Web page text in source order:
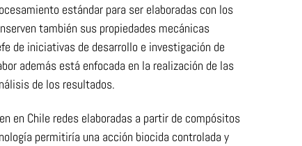
estándar para ser elaboradas con los
también sus propiedades mecánicas
de iniciativas de desarrollo e investigación de
además está enfocada en la realización de las
de los resultados.
en Chile redes elaboradas a partir de compósitos
permitiría una acción biocida controlada y